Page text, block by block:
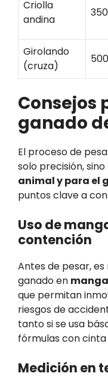
Criolla
andina
Girolando
(cruza)
Consejos
ganado
El proceso de
solo precisión,
animal y para el
puntos clave a
Uso de
contención
Antes de pesar,
ganado en
que permitan
riesgos de
tanto si se usa
fórmulas con
Medición en